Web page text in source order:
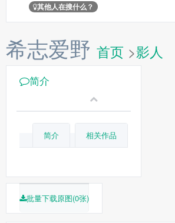
其他人在搜什么？
希志爱野 首页 >影人
简介
简介 相关作品
批量下载原图(0张)